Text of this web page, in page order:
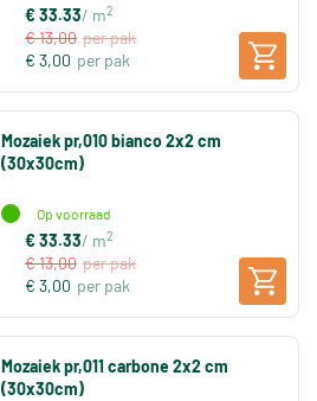
€ 33.33/ m2
€ 13,00 per pak
€ 3,00 per pak
Mozaiek pr,010 bianco 2x2 cm
(30x30cm)
Op voorraad
€ 33.33/ m2
€ 13,00 per pak
€ 3,00 per pak
Mozaiek pr,011 carbone 2x2 cm
(30x30cm)